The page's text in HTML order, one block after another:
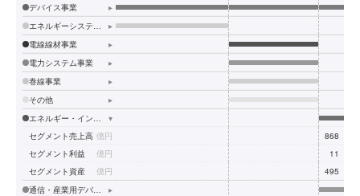
デバイス事業
▸
▸
電線線材事業
▸
電力システム事業
▸
巻線事業
▸
その他
▸
▾
セグメント売上高 億円 868
セグメント利益
億円 11
セグメント資産
億円 495
▸